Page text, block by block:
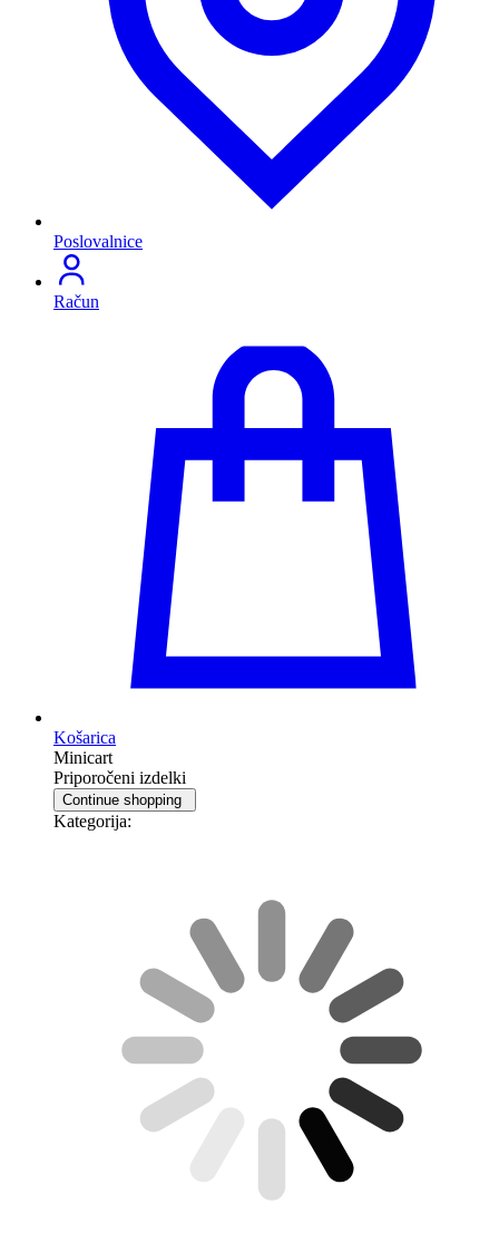
Poslovalnice
Račun
Košarica
Minicart
Priporočeni izdelki
Continue shopping
Kategorija: